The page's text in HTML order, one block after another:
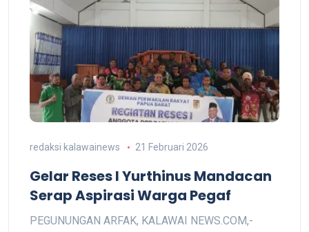
redaksi kalawainews 21 Februari 2026
Gelar Reses I Yurthinus Mandacan
Serap Aspirasi Warga Pegaf
PEGUNUNGAN ARFAK, KALAWAI NEWS.COM,-